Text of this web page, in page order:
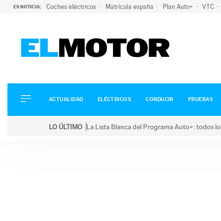
ES NOTICIA: Coches eléctricos Matrícula españa Plan Auto+ VTC
ELÉCTRICOS
CONDUCIR
ACTUALIDAD ELÉCTRICOS CONDUCIR PRUEBAS
LO ÚLTIMO La Lista Blanca del Programa Auto+: todos